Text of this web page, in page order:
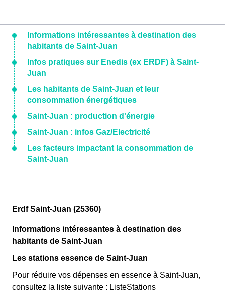
Informations intéressantes à destination des
habitants de Saint-Juan
Infos pratiques sur Enedis (ex ERDF) à Saint-
Juan
Les habitants de Saint-Juan et leur
consommation énergétiques
Saint-Juan : production d'énergie
Saint-Juan : infos Gaz/Electricité
Les facteurs impactant la consommation de
Saint-Juan
Erdf Saint-Juan (25360)
Informations intéressantes à destination des
habitants de Saint-Juan
Les stations essence de Saint-Juan
Pour réduire vos dépenses en essence à Saint-Juan,
consultez la liste suivante : ListeStations